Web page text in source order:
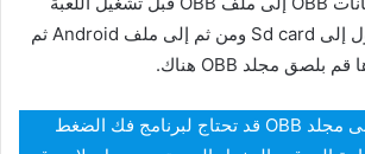
وذلك من خلال الدخول إلى Sd card ومن ثم إلى ملف Android ثم
لفك الضغط على مجلد OBB قد تحتاج لبرنامج فك الضغط